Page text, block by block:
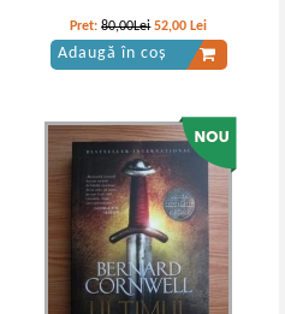
Pret:80,00Lei 52,00 Lei
Adaugă în coș